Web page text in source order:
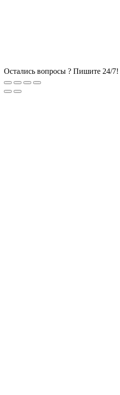
Остались вопросы ? Пишите 24/7!